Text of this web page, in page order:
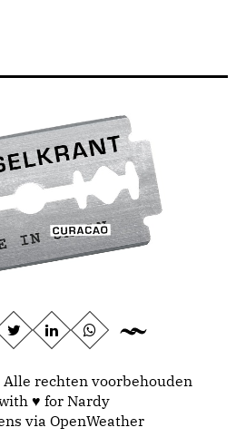
rechten voorbehouden
♥ for Nardy
via OpenWeather